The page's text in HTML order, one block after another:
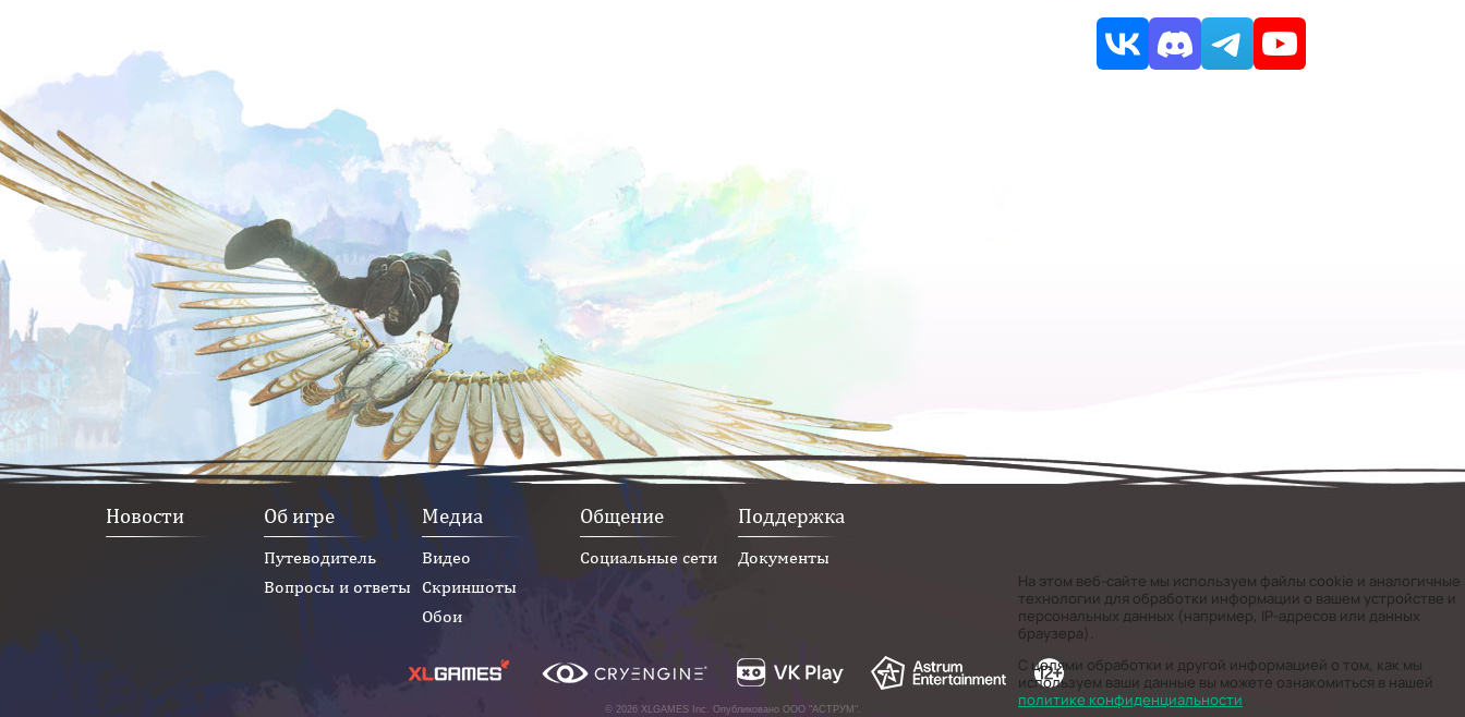
Новости Об игре
Путеводитель
Вопросы и ответы
Медиа
Видео
Скриншоты
Обои
Общение
Социальные сети
Поддержка
Документы
© 2026 XLGAMES Inc. Опубликовано ООО "АСТРУМ".
На этом веб-сайте мы используем файлы cookie и аналогичные
технологии для обработки информации о вашем устройстве и
персональных данных (например, IP-адресов или данных
браузера).
С целями обработки и другой информацией о том, как мы
используем ваши данные вы можете ознакомиться в нашей
политике конфиденциальности.